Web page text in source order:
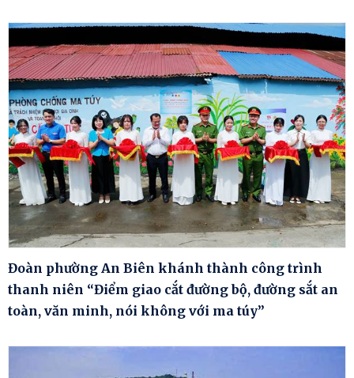
Đoàn phường An Biên khánh thành công trình
thanh niên “Điểm giao cắt đường bộ, đường sắt an
toàn, văn minh, nói không với ma túy”